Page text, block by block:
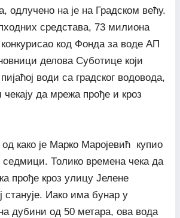
одлучено на је на Градском већу.
средстава, 73 милиона
код Фонда за воде АП
делова Суботице који
води са градског водовода,
да мрежа прође и кроз
од како је Марко Маројевић купио
седмици. Толико времена чека да
прође кроз улицу Јелене
станује. Иако има бунар у
дубини од 50 метара, ова вода